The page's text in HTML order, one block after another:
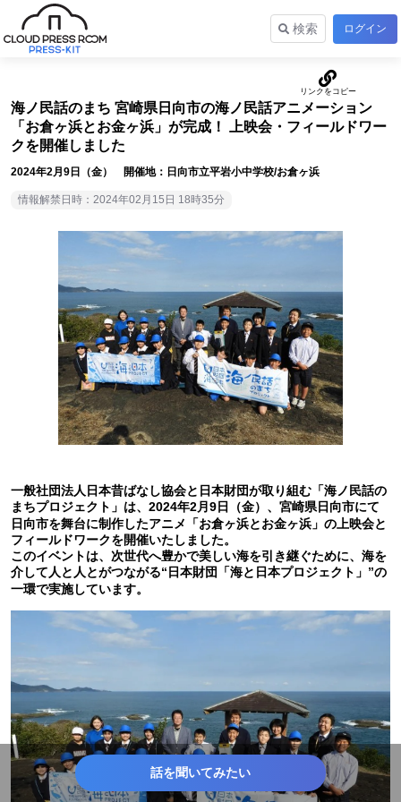
検索 ログイン
海ノ民話のまち 宮崎県日向市の海ノ民話アニメーション
「お倉ヶ浜とお金ヶ浜」が完成！ 上映会・フィールドワー
クを開催しました
2024年2月9日（金） 開催地：日向市立平岩小中学校/お倉ヶ浜
情報解禁日時：2024年02月15日 18時35分
一般社団法人日本昔ばなし協会と日本財団が取り組む「海ノ民話の
まちプロジェクト」は、2024年2月9日（金）、宮崎県日向市にて
日向市を舞台に制作したアニメ「お倉ヶ浜とお金ヶ浜」の上映会と
フィールドワークを開催いたしました。
このイベントは、次世代へ豊かで美しい海を引き継ぐために、海を
介して人と人とがつながる“日本財団「海と日本プロジェクト」”の
一環で実施しています。
話を聞いてみたい